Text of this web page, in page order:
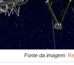
Fonte da imagem: